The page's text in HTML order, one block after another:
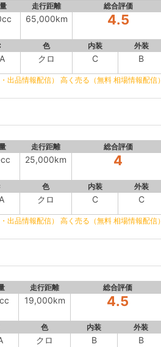
走行距離 総合評価
65,000km 4.5
色 内装 外装
クロ C B
出品情報配信） 高く売る（無料 相場情報配信）
走行距離 総合評価
25,000km 4
色 内装 外装
クロ C C
出品情報配信） 高く売る（無料 相場情報配信）
走行距離 総合評価
19,000km 4.5
色 内装 外装
クロ B B